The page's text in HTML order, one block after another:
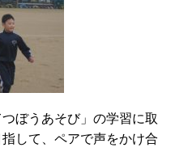
ぼうあそび」の学習に取
して、ペアで声をかけ合